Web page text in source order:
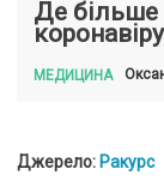
Де більше
МЕДИЦИНА
Джерело: Ракурс